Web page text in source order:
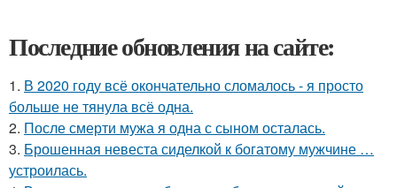
Последние обновления на сайте:
1. В 2020 году всё окончательно сломалось - я просто
больше не тянула всё одна.
2. После смерти мужа я одна с сыном осталась.
3. Брошенная невеста сиделкой к богатому мужчине …
устроилась.